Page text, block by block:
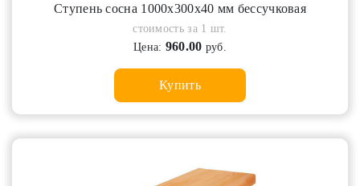
Ступень сосна 1000х300х40 мм бессучковая
стоимость за 1 шт.
Цена: 960.00 руб.
Купить